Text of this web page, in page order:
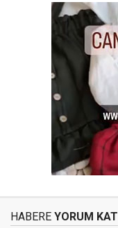
HABERE YORUM KAT